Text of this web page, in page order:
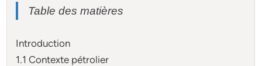
Table des matières
Introduction
1.1 Contexte pétrolier